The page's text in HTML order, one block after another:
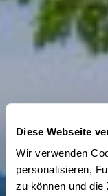
Diese Webseite
Wir verwenden
personalisieren,
zu können und die